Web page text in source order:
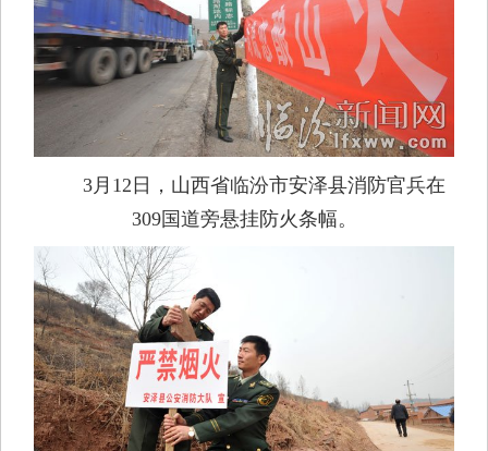
3月12日，山西省临汾市安泽县消防官兵在
309国道旁悬挂防火条幅。